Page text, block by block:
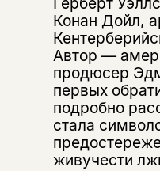
Конан Дойл,
Автор —
продюсер
первых
подробно
стала
живучести
Копировать
ссылку
нет,